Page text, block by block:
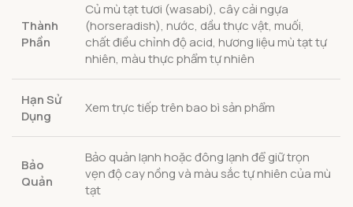
Thành
Phần
Củ mù tạt tươi (wasabi), cây cải ngựa
(horseradish), nước, dầu thực vật, muối,
chất điều chỉnh độ acid, hương liệu mù tạt tự
nhiên, màu thực phẩm tự nhiên
Hạn Sử
Dụng
Xem trực tiếp trên bao bì sản phẩm
Bảo
Quản
Bảo quản lạnh hoặc đông lạnh để giữ trọn
vẹn độ cay nồng và màu sắc tự nhiên của mù
tạt